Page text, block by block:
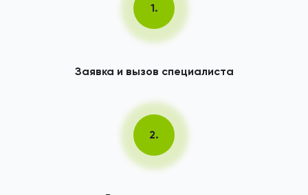
1.
Заявка и вызов специалиста
2.